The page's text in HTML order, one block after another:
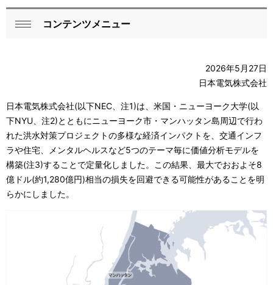
在
ロ
ナ
ビ
ゲ
ー
コンテンツメニュー
2026年5月27日
日本電気株式会社
日本電気株式会社(以下NEC、注1)は、米国・ニューヨーク大学(以
下NYU、注2)とともにニューヨーク市・マンハッタン島周辺で行わ
れた洪水対策プロジェクトの多様な経済インパクトを、交通インフ
ラや住宅、メンタルヘルスなど5つのテーマ毎に価値分析モデルを
構築(注3)することで定量化しました。この結果、最大でおおよそ8
億ドル(約1,280億円)相当の損失を回避できる可能性があることを明
らかにしました。